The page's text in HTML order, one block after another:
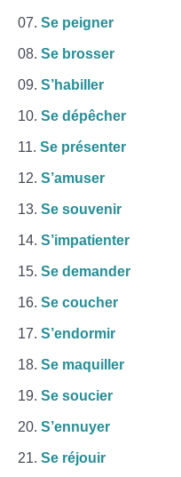
Se peigner
Se brosser
S’habiller
Se dépêcher
Se présenter
S’amuser
Se souvenir
S’impatienter
Se demander
Se coucher
S’endormir
Se maquiller
Se soucier
S’ennuyer
Se réjouir